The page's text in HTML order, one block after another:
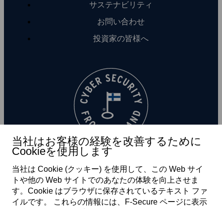
サステナビリティ
お問い合わせ
投資家の皆様へ
当社はお客様の経験を改善するために
Cookieを使用します
当社は Cookie (クッキー) を使用して、この Web サイ
トや他の Web サイトでのあなたの体験を向上させま
す。Cookie はブラウザに保存されているテキスト ファ
イルです。 これらの情報には、F‑Secure ページに表示